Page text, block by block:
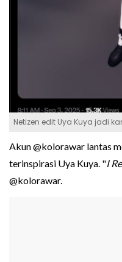
Netizen edit Uya Kuya jadi
Akun @kolorawar lantas
terinspirasi Uya Kuya. "I
@kolorawar.